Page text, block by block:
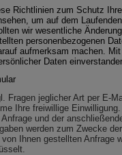
Richtlinien zum Schutz
um auf dem
wir wesentliche
personenbezogenen
aufmerksam machen.
Daten
Fragen jeglicher Art per E-
Ihre freiwillige
Anfrage und der
werden zum Zwecke
von Ihnen gestellten Anfrage